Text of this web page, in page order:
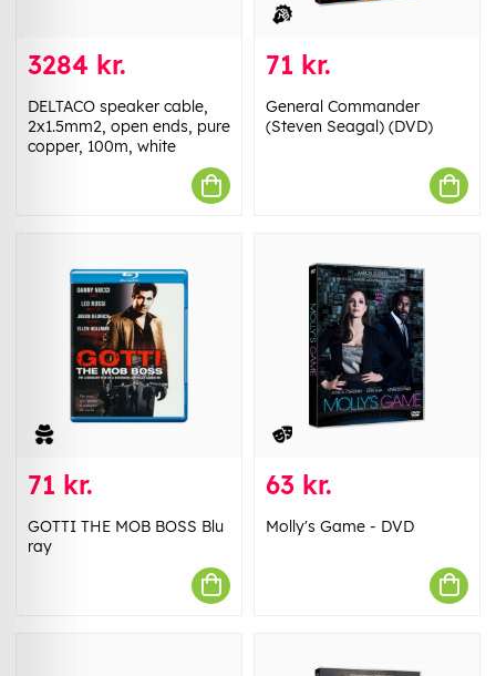
3284 kr.
DELTACO speaker cable,
2x1.5mm2, open ends, pure
copper, 100m, white
71 kr.
General Commander
(Steven Seagal) (DVD)
71 kr.
GOTTI THE MOB BOSS Blu
ray
63 kr.
Molly's Game - DVD